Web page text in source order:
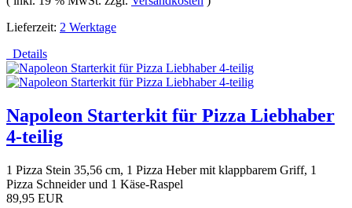
Lieferzeit: 2 Werktage
Details
Napoleon Starterkit für Pizza Liebhaber
4-teilig
1 Pizza Stein 35,56 cm, 1 Pizza Heber mit klappbarem Griff, 1
Pizza Schneider und 1 Käse-Raspel
89,95 EUR